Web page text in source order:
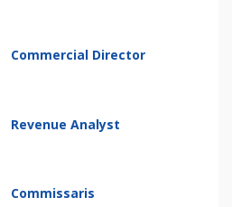
Commercial Director
Revenue Analyst
Commissaris